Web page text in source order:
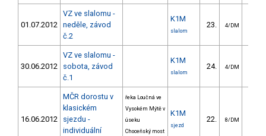
01.07.2012
VZ ve slalomu -
neděle, závod
č.2
K1M
slalom
23. 4/DM
30.06.2012
VZ ve slalomu -
sobota, závod
č.1
K1M
slalom
24. 4/DM
16.06.2012
MČR dorostu v
klasickém
sjezdu -
individuální
řeka Loučná ve
Vysokém Mýtě v
úseku
Choceňský most
K1M
sjezd
22. 8/DM